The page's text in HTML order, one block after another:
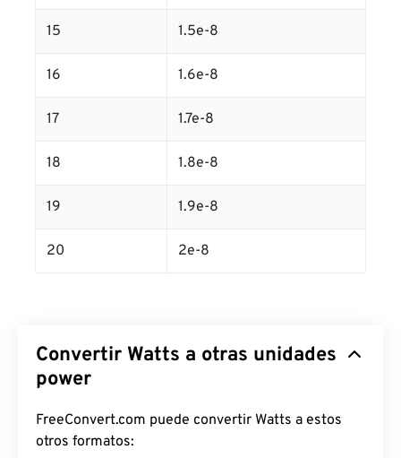
15 1.5e-8
16 1.6e-8
17 1.7e-8
18 1.8e-8
19 1.9e-8
20 2e-8
Convertir Watts a otras unidades
power
FreeConvert.com puede convertir Watts a estos
otros formatos: